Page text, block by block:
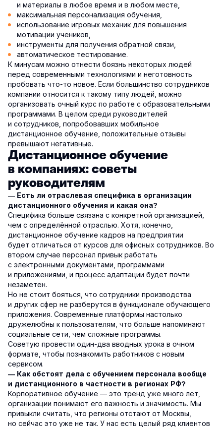
и материалы в любое время и в любом месте,
максимальная персонализация обучения,
использование игровых механик для повышения
мотивации учеников,
инструменты для получения обратной связи,
автоматическое тестирование.
К минусам можно отнести боязнь некоторых людей
перед современными технологиями и неготовность
пробовать что-то новое. Если большинство сотрудников
компании относится к такому типу людей, можно
организовать очный курс по работе с образовательными
программами. В целом среди руководителей
и сотрудников, попробовавших мобильное
дистанционное обучение, положительные отзывы
превышают негативные.
Дистанционное обучение
в компаниях: советы
руководителям
— Есть ли отраслевая специфика в организации
дистанционного обучения и какая она?
Специфика больше связана с конкретной организацией,
чем с определённой отраслью. Хотя, конечно,
дистанционное обучение кадров на предприятии
будет отличаться от курсов для офисных сотрудников. Во
втором случае персонал привык работать
с электронными документами, программами
и приложениями, и процесс адаптации будет почти
незаметен.
Но не стоит бояться, что сотрудники производства
и других сфер не разберутся в функционале обучающего
приложения. Современные платформы настолько
дружелюбны к пользователям, что больше напоминают
социальные сети, чем сложные программы.
Советую провести один-два вводных урока в очном
формате, чтобы познакомить работников с новым
сервисом.
— Как обстоят дела с обучением персонала вообще
и дистанционного в частности в регионах РФ?
Корпоративное обучение — это тренд уже много лет,
организации понимают его важность и значимость. Мы
привыкли считать, что регионы отстают от Москвы,
но сейчас это уже не так. У нас есть целый ряд клиентов